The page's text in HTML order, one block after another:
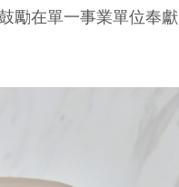
勵在單一事業單位奉獻